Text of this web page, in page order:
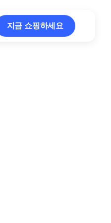
지금 쇼핑하세요